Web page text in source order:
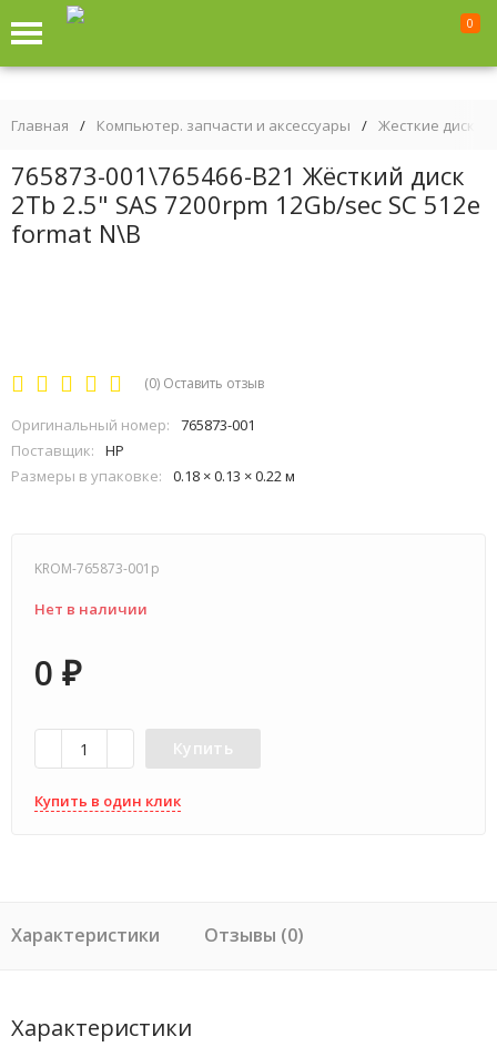
0
Главная / Компьютер. запчасти и аксессуары / Жесткие диски
765873-001\765466-B21 Жёсткий диск
2Tb 2.5" SAS 7200rpm 12Gb/sec SC 512e
format N\B
(0) Оставить отзыв
Оригинальный номер:
765873-001
Поставщик:
HP
Размеры в упаковке:
0.18 × 0.13 × 0.22 м
KROM-765873-001p
Нет в наличии
0 ₽
Купить
Купить в один клик
Характеристики Отзывы (0)
Характеристики